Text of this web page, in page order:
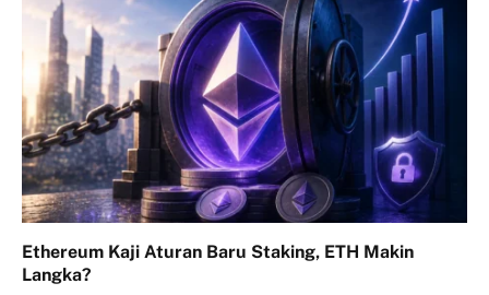
Ethereum Kaji Aturan Baru Staking, ETH Makin
Langka?